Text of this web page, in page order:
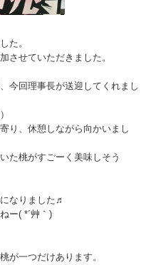
た。
させていただきました。
今回理事長が送迎してくれまし
り、休憩しながら向かいまし
た桃がすごーく美味しそう
なりました♬
ー( *´艸｀)
が一つだけあります。